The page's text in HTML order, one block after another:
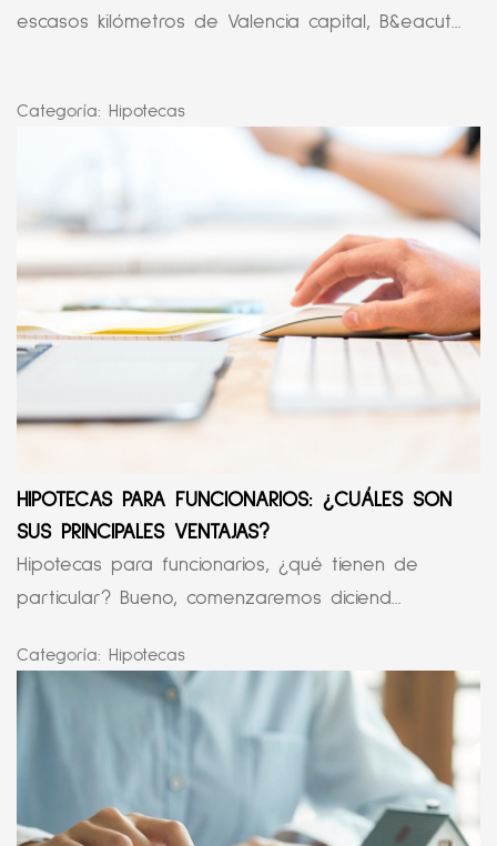
escasos kilómetros de Valencia capital, B&eacut...
Categoría: Hipotecas
HIPOTECAS PARA FUNCIONARIOS: ¿CUÁLES SON
SUS PRINCIPALES VENTAJAS?
Hipotecas para funcionarios, ¿qué tienen de
particular? Bueno, comenzaremos diciend...
Categoría: Hipotecas